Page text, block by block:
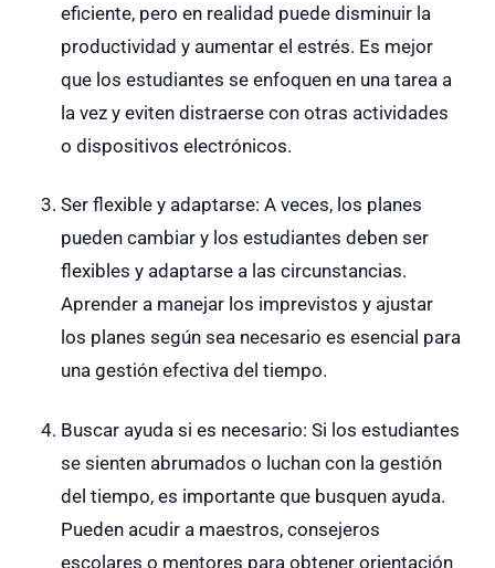
eficiente, pero en realidad puede disminuir la
productividad y aumentar el estrés. Es mejor
que los estudiantes se enfoquen en una tarea a
la vez y eviten distraerse con otras actividades
o dispositivos electrónicos.
Ser flexible y adaptarse: A veces, los planes
pueden cambiar y los estudiantes deben ser
flexibles y adaptarse a las circunstancias.
Aprender a manejar los imprevistos y ajustar
los planes según sea necesario es esencial para
una gestión efectiva del tiempo.
Buscar ayuda si es necesario: Si los estudiantes
se sienten abrumados o luchan con la gestión
del tiempo, es importante que busquen ayuda.
Pueden acudir a maestros, consejeros
escolares o mentores para obtener orientación